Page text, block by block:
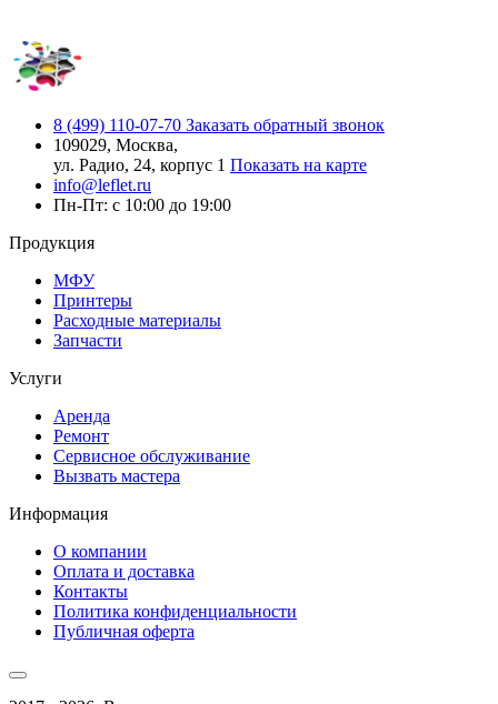
8 (499) 110-07-70 Заказать обратный звонок
109029, Москва,
ул. Радио, 24, корпус 1 Показать на карте
info@leflet.ru
Пн-Пт: с 10:00 до 19:00
Продукция
МФУ
Принтеры
Расходные материалы
Запчасти
Услуги
Аренда
Ремонт
Сервисное обслуживание
Вызвать мастера
Информация
О компании
Оплата и доставка
Контакты
Политика конфиденциальности
Публичная оферта